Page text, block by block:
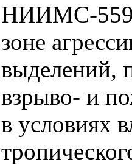
НИИМС-5595
зоне
выделений,
взрыво- и
в условиях